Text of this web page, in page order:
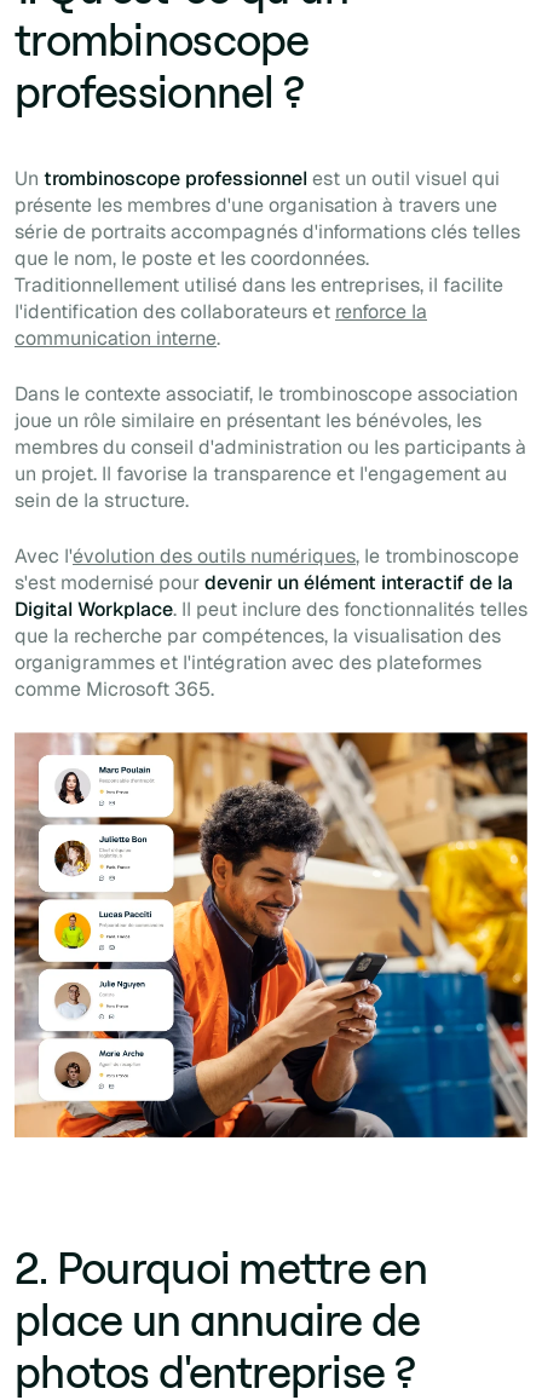
trombinoscope
professionnel ?
Un trombinoscope professionnel est un outil visuel qui
présente les membres d'une organisation à travers une
série de portraits accompagnés d'informations clés telles
que le nom, le poste et les coordonnées.
Traditionnellement utilisé dans les entreprises, il facilite
l'identification des collaborateurs et renforce la
communication interne.
Dans le contexte associatif, le trombinoscope association
joue un rôle similaire en présentant les bénévoles, les
membres du conseil d'administration ou les participants à
un projet. Il favorise la transparence et l'engagement au
sein de la structure.
Avec l'évolution des outils numériques, le trombinoscope
s'est modernisé pourdevenir un élément interactif de la
Digital Workplace. Il peut inclure des fonctionnalités telles
que la recherche par compétences, la visualisation des
organigrammes et l'intégration avec des plateformes
comme Microsoft 365.
2. Pourquoi mettre en
place un annuaire de
photos d'entreprise ?